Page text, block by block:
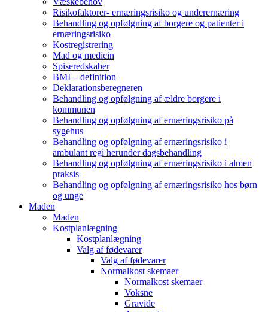
Risikofaktorer- ernæringsrisiko og underernæring
Behandling og opfølgning af borgere og patienter i
ernæringsrisiko
Kostregistrering
Mad og medicin
Spiseredskaber
BMI – definition
Deklarationsberegneren
Behandling og opfølgning af ældre borgere i
kommunen
Behandling og opfølgning af ernæringsrisiko på
sygehus
Behandling og opfølgning af ernæringsrisiko i
ambulant regi herunder dagsbehandling
Behandling og opfølgning af ernæringsrisiko i almen
praksis
Behandling og opfølgning af ernæringsrisiko hos børn
og unge
Maden
Maden
Kostplanlægning
Kostplanlægning
Valg af fødevarer
Valg af fødevarer
Normalkost skemaer
Normalkost skemaer
Voksne
Gravide